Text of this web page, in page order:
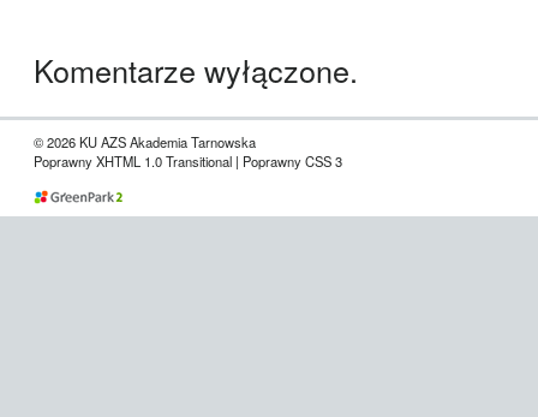
Komentarze wyłączone.
© 2026 KU AZS Akademia Tarnowska
Poprawny XHTML 1.0 Transitional | Poprawny CSS 3